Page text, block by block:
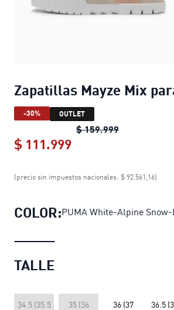
Zapatillas Mayze Mix
-30% OUTLET
$ 159.999Zapatillas
$ 111.999
Zapatillas Mayze
(precio sin impuestos nacionales: $ 92.561,16)
COLOR:PUMA White-Alpine Snow-
TALLE
34.5 (35.5
35 (36
36 (37
36.5